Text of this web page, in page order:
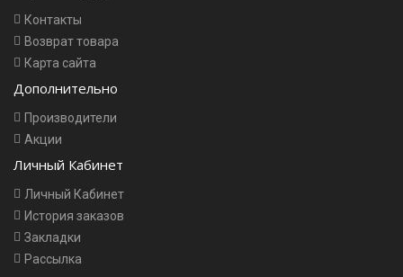
Контакты
Возврат товара
Карта сайта
Дополнительно
Производители
Акции
Личный Кабинет
Личный Кабинет
История заказов
Закладки
Рассылка